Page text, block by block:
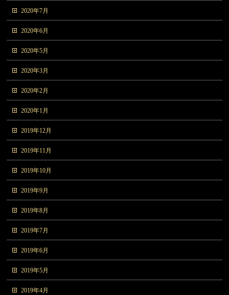
2020年7月
2020年6月
2020年5月
2020年3月
2020年2月
2020年1月
2019年12月
2019年11月
2019年10月
2019年9月
2019年8月
2019年7月
2019年6月
2019年5月
2019年4月